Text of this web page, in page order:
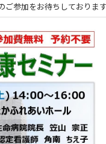
ご参加をお待ちしておりま